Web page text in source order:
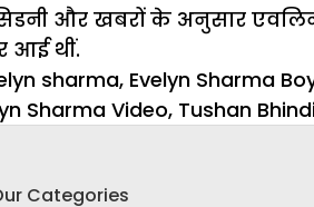
और खबरों के अनुसार
आई थीं.
sharma, Evelyn Sharma
Sharma Video, Tushan
Categories